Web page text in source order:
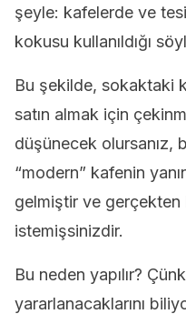
şeyle: kafelerde ve
kokusu kullanıldığı
Bu şekilde, sokaktaki
satın almak için
düşünecek olursanız,
“modern” kafenin
gelmiştir ve gerçekten
istemişsinizdir.
Bu neden yapılır?
yararlanacaklarını